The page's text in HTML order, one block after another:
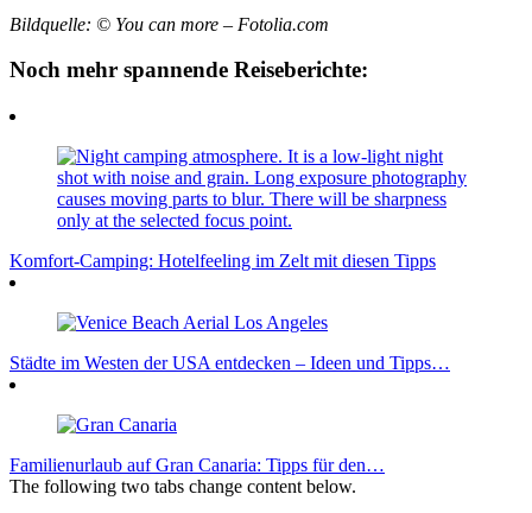
Bildquelle: © You can more – Fotolia.com
Noch mehr spannende Reiseberichte:
Komfort-Camping: Hotelfeeling im Zelt mit diesen Tipps
Städte im Westen der USA entdecken – Ideen und Tipps…
Familienurlaub auf Gran Canaria: Tipps für den…
The following two tabs change content below.